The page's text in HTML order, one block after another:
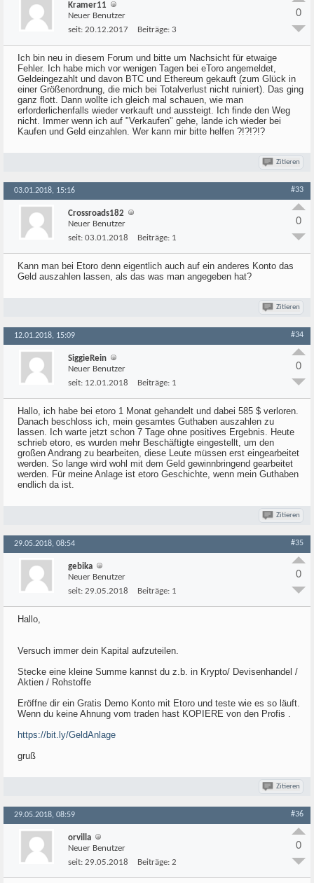
Kramer11
Neuer Benutzer
seit: 20.12.2017 Beiträge: 3
0
Ich bin neu in diesem Forum und bitte um Nachsicht für etwaige
Fehler. Ich habe mich vor wenigen Tagen bei eToro angemeldet,
Geldeingezahlt und davon BTC und Ethereum gekauft (zum Glück in
einer Größenordnung, die mich bei Totalverlust nicht ruiniert). Das ging
ganz flott. Dann wollte ich gleich mal schauen, wie man
erforderlichenfalls wieder verkauft und aussteigt. Ich finde den Weg
nicht. Immer wenn ich auf "Verkaufen" gehe, lande ich wieder bei
Kaufen und Geld einzahlen. Wer kann mir bitte helfen ?!?!?!?
Zitieren
03.01.2018, 15:16 #33
Crossroads182
Neuer Benutzer
seit: 03.01.2018 Beiträge: 1
0
Kann man bei Etoro denn eigentlich auch auf ein anderes Konto das
Geld auszahlen lassen, als das was man angegeben hat?
Zitieren
12.01.2018, 15:09 #34
SiggieRein
Neuer Benutzer
seit: 12.01.2018 Beiträge: 1
0
Hallo, ich habe bei etoro 1 Monat gehandelt und dabei 585 $ verloren.
Danach beschloss ich, mein gesamtes Guthaben auszahlen zu
lassen. Ich warte jetzt schon 7 Tage ohne positives Ergebnis. Heute
schrieb etoro, es wurden mehr Beschäftigte eingestellt, um den
großen Andrang zu bearbeiten, diese Leute müssen erst eingearbeitet
werden. So lange wird wohl mit dem Geld gewinnbringend gearbeitet
werden. Für meine Anlage ist etoro Geschichte, wenn mein Guthaben
endlich da ist.
Zitieren
29.05.2018, 08:54 #35
gebika
Neuer Benutzer
seit: 29.05.2018 Beiträge: 1
0
Hallo,
Versuch immer dein Kapital aufzuteilen.
Stecke eine kleine Summe kannst du z.b. in Krypto/ Devisenhandel /
Aktien / Rohstoffe
Eröffne dir ein Gratis Demo Konto mit Etoro und teste wie es so läuft.
Wenn du keine Ahnung vom traden hast KOPIERE von den Profis .
https://bit.ly/GeldAnlage
gruß
Zitieren
29.05.2018, 08:59 #36
orvilla
Neuer Benutzer
seit: 29.05.2018 Beiträge: 2
0